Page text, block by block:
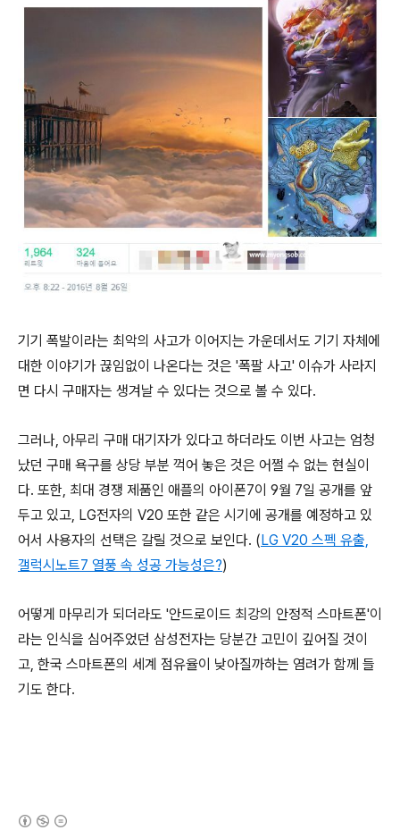
기기 폭발이라는 최악의 사고가 이어지는 가운데서도 기기 자체에
대한 이야기가 끊임없이 나온다는 것은 '폭팔 사고' 이슈가 사라지
면 다시 구매자는 생겨날 수 있다는 것으로 볼 수 있다.
그러나, 아무리 구매 대기자가 있다고 하더라도 이번 사고는 엄청
났던 구매 욕구를 상당 부분 꺽어 놓은 것은 어쩔 수 없는 현실이
다. 또한, 최대 경쟁 제품인 애플의 아이폰7이 9월 7일 공개를 앞
두고 있고, LG전자의 V20 또한 같은 시기에 공개를 예정하고 있
어서 사용자의 선택은 갈릴 것으로 보인다. (LG V20 스펙 유출,
갤럭시노트7 열풍 속 성공 가능성은?)
어떻게 마무리가 되더라도 '안드로이드 최강의 안정적 스마트폰'이
라는 인식을 심어주었던 삼성전자는 당분간 고민이 깊어질 것이
고, 한국 스마트폰의 세계 점유율이 낮아질까하는 염려가 함께 들
기도 한다.